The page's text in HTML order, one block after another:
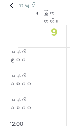
အရင်
ဒါနဲ့
၏
ရက်သ
ေနြက
တယ်။
9
မနက်
မနက်
၉း၀၀
မနက်
၁၀း၀၀
မနက်
၁၁း၀၀
12:00